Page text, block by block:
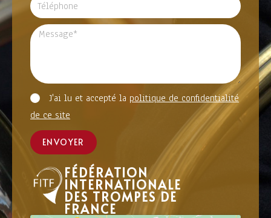
J'ai lu et accepté la politique de confidentialité
de ce site
ENVOYER
FÉDÉRATION
INTERNATIONALE
DES TROMPES DE
FRANCE